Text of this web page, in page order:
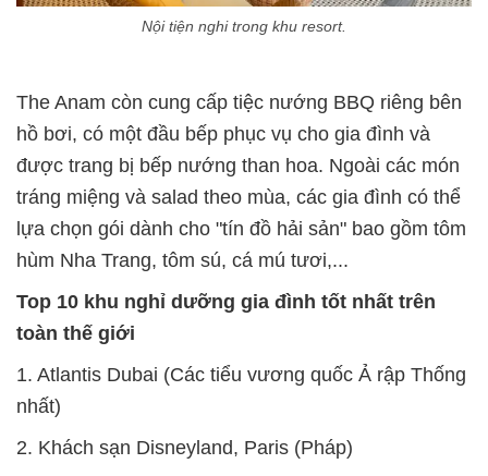
Nội tiện nghi trong khu resort.
The Anam còn cung cấp tiệc nướng BBQ riêng bên
hồ bơi, có một đầu bếp phục vụ cho gia đình và
được trang bị bếp nướng than hoa. Ngoài các món
tráng miệng và salad theo mùa, các gia đình có thể
lựa chọn gói dành cho "tín đồ hải sản" bao gồm tôm
hùm Nha Trang, tôm sú, cá mú tươi,...
Top 10 khu nghỉ dưỡng gia đình tốt nhất trên
toàn thế giới
1. Atlantis Dubai (Các tiểu vương quốc Ả rập Thống
nhất)
2. Khách sạn Disneyland, Paris (Pháp)